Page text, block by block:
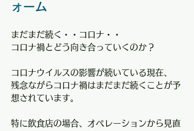
ォーム
まだまだ続く・・コロナ・・
コロナ禍とどう向き合っていくのか？
コロナウイルスの影響が続いている現在、
残念ながらコロナ禍はまだまだ続くことが予
想されています。
特に飲食店の場合、オペレーションから見直